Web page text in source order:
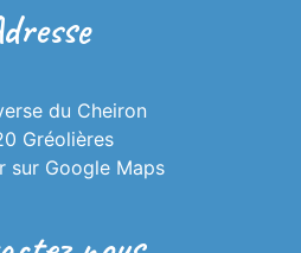
du Cheiron
Gréolières
sur Google Maps